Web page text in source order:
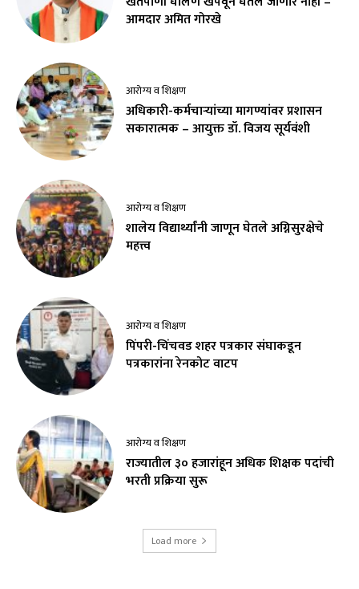
आमदार अमित गोरखे
आरोग्य व शिक्षण
अधिकारी-कर्मचाऱ्यांच्या मागण्यांवर प्रशासन
सकारात्मक – आयुक्त डॉ. विजय सूर्यवंशी
आरोग्य व शिक्षण
शालेय विद्यार्थ्यांनी जाणून घेतले अग्निसुरक्षेचे
महत्त्व
आरोग्य व शिक्षण
पिंपरी-चिंचवड शहर पत्रकार संघाकडून
पत्रकारांना रेनकोट वाटप
आरोग्य व शिक्षण
राज्यातील ३० हजारांहून अधिक शिक्षक पदांची
भरती प्रक्रिया सुरू
Load more